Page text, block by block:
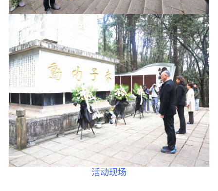
联系我们
媒体报道
脱贫攻坚
侨海动态
七彩云南
活动现场